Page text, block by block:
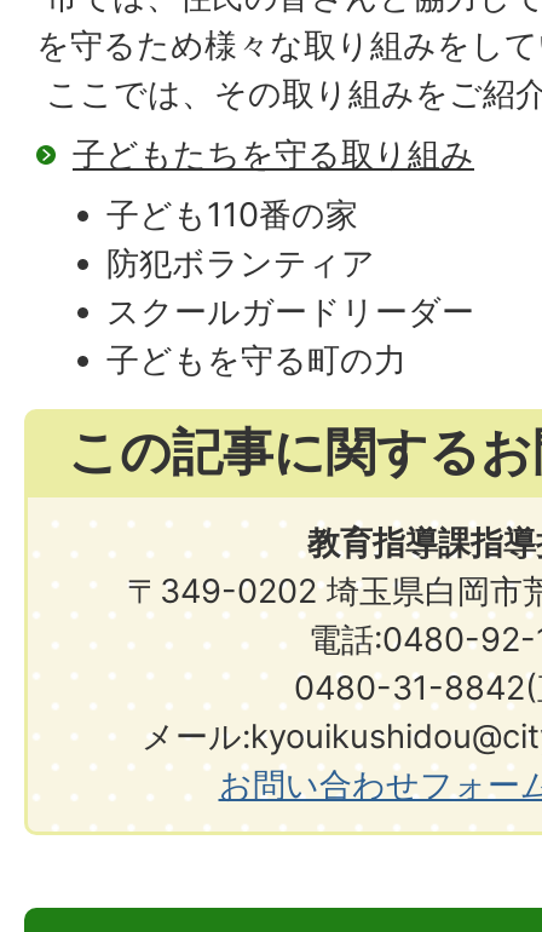
を守るため様々な取り組みをし
ここでは、その取り組みをご紹
子どもたちを守る取り組み
子ども110番の家
防犯ボランティア
スクールガードリーダー
子どもを守る町の力
この記事に関する
教育指導課指
〒349-0202 埼玉県白岡市
電話:0480-92-
0480-31-8842(
メール
お問い合わせフォー